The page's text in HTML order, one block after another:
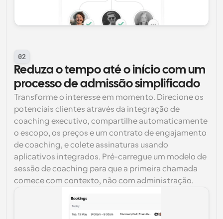
02
Reduza o tempo até o início com um
processo de admissão simplificado
Transforme o interesse em momento. Direcione os
potenciais clientes através da integração de
coaching executivo, compartilhe automaticamente
o escopo, os preços e um contrato de engajamento
de coaching, e colete assinaturas usando
aplicativos integrados. Pré-carregue um modelo de
sessão de coaching para que a primeira chamada
comece com contexto, não com administração.